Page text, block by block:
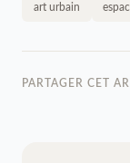
art urbain
PARTAGER CET